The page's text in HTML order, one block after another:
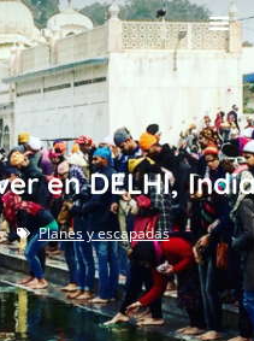
en DELHI,
Planes y escapadas